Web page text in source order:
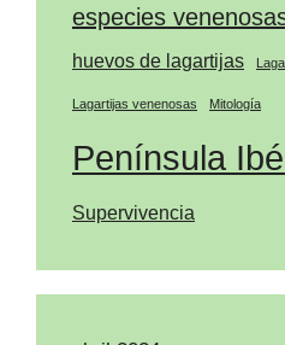
especies
huevos de lagartijas
Lagartijas venenosas Mitología
Península
Supervivencia